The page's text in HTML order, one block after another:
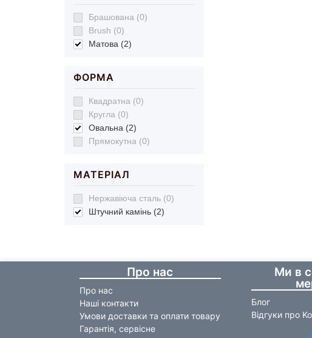
Брашована (0)
Brush (0)
Матова (2)
ФОРМА
Квадратна (0)
Кругла (0)
Овальна (2)
Прямокутна (0)
МАТЕРІАЛ
Нержавіюча сталь (0)
Штучний камінь (2)
Про нас
Про нас
Наші контакти
Умови доставки та оплати товару
Гарантія, сервісне
Ми в
Блог
Відгуки про